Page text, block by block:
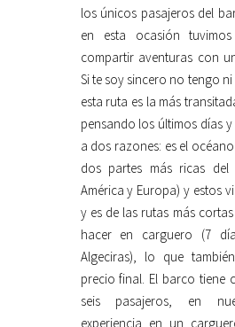
los únicos pasajeros del
en esta ocasión
compartir aventuras con
Si te soy sincero no tengo
esta ruta es la más
pensando los últimos días
a dos razones: es el
dos partes más ricas del
América y Europa) y estos
y es de las rutas más
hacer en carguero (7
Algeciras), lo que
precio final. El barco tiene
seis pasajeros, en
experiencia en un